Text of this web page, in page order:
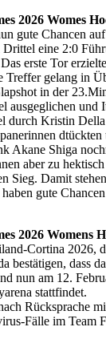
2026 Womes
gute Chancen
eine 2:0
erste Tor
Treffer gelang in
in der
ausgeglichen und
durch Kristin
dtückten
Akane Shiga
aber zu
Sieg. Damit
gute
2026 Womens
Cortina 2026,
bestätigen, dass
nun am 12.
stattfindet.
Rücksprache
Fälle im Team